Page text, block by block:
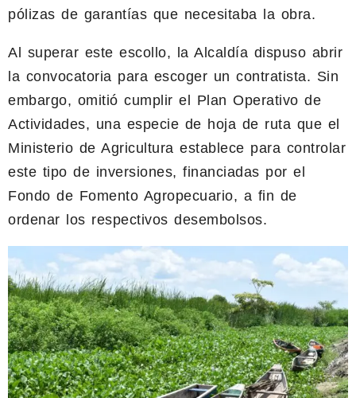
pólizas de garantías que necesitaba la obra.
Al superar este escollo, la Alcaldía dispuso abrir
la convocatoria para escoger un contratista. Sin
embargo, omitió cumplir el Plan Operativo de
Actividades, una especie de hoja de ruta que el
Ministerio de Agricultura establece para controlar
este tipo de inversiones, financiadas por el
Fondo de Fomento Agropecuario, a fin de
ordenar los respectivos desembolsos.